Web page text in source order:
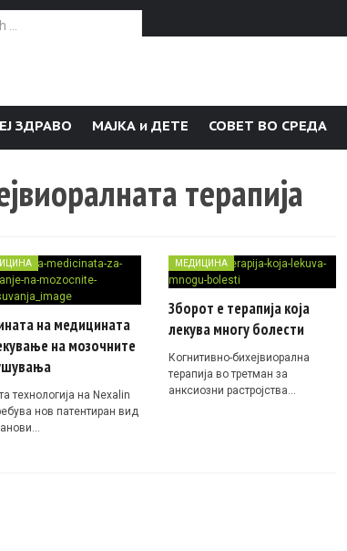
ЗДРАВО МАЈКА и ДЕТЕ СОВЕТ ВО СРЕДА
терапија
на медицината
на мозочните
технологија на Nexalin
нов патентиран вид
МЕДИЦИНА
Зборот е терапија која
лекува многу болести
Когнитивно-бихејвиорална
терапија во третман за
анксиозни растројства…